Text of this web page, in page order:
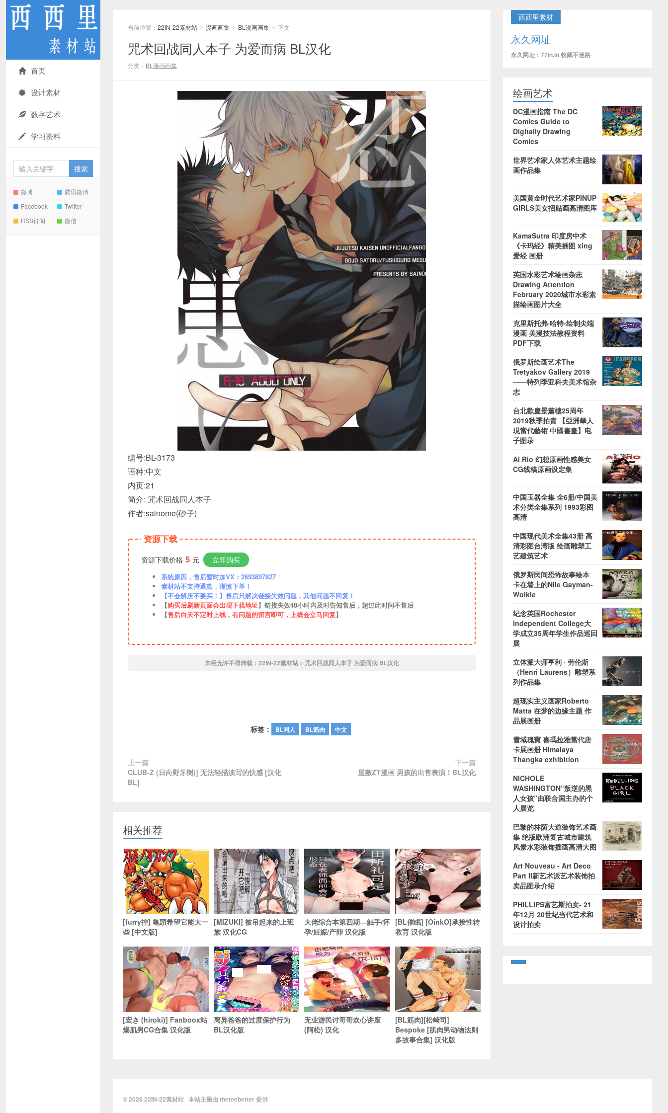
首页
设计素材
数字艺术
学习资料
微博
腾讯微博
Facebook
Twitter
RSS订阅
微信
当前位置： 22IN-22素材站 > 漫画画集 > BL漫画画集 > 正文
咒术回战同人本子 为爱而病 BL汉化
分类： BL漫画画集
编号:BL-3173
语种:中文
内页:21
简介: 咒术回战同人本子
作者:sainome(砂子)
资源下载
资源下载价格 5 元 立即购买
系统原因，售后暂时加VX：2693897827 ！
素材站不支持退款，谨慎下单！
【不会解压不要买！】售后只解决链接失效问题，其他问题不回复！
【购买后刷新页面会出现下载地址】链接失效48小时内及时告知售后，超过此时间不售后
【售后白天不定时上线，有问题的留言即可，上线会立马回复】
未经允许不得转载： 22IN-22素材站» 咒术回战同人本子 为爱而病 BL汉化
标签： BL同人 BL筋肉 中文
上一篇
CLUB-Z (日向野牙樹)] 无法轻描淡写的快感 [汉化
BL]
下一篇
屋敷ZT漫画 男孩的出售表演！BL汉化
相关推荐
[furry控] 亀頭希望它能大一
些 [中文版]
[MIZUKI] 被吊起来的上班
族 汉化CG
大佬综合本第四期―触手/怀
孕/妊娠/产卵 汉化版
[BL催眠] [OinkO]承接性转
教育 汉化版
[宏き (hiroki)] Fanboox站
爆肌男CG合集 汉化版
离异爸爸的过度保护行为
BL汉化版
无业游民讨哥哥欢心讲座
(阿松) 汉化
[BL筋肉][松崎司]
Bespoke [肌肉男动物法则
多故事合集] 汉化版
西西里素材
永久网址
永久网址：77in.in 收藏不迷路
绘画艺术
DC漫画指南 The DC
Comics Guide to
Digitally Drawing
Comics
世界艺术家人体艺术主题绘
画作品集
美国黄金时代艺术家PINUP
GIRLS美女招贴画高清图库
KamaSutra 印度房中术
《卡玛经》精美插图 xing
爱经 画册
英国水彩艺术绘画杂志
Drawing Attention
February 2020城市水彩素
描绘画图片大全
克里斯托弗·哈特-绘制尖端
漫画 美漫技法教程资料
PDF下载
俄罗斯绘画艺术The
Tretyakov Gallery 2019
——特列季亚科夫美术馆杂
志
台北歡慶景薰樓25周年
2019秋季拍賣 【亞洲華人
現當代藝術 中國書畫】电
子图录
Al Rio 幻想原画性感美女
CG线稿原画设定集
中国玉器全集 全6册/中国美
术分类全集系列 1993彩图
高清
中国现代美术全集43册 高
清彩图台湾版 绘画雕塑工
艺建筑艺术
俄罗斯民间恐怖故事绘本
卡在墙上的Nile Gayman-
Wolkie
纪念英国Rochester
Independent College大
学成立35周年学生作品巡回
展
立体派大师亨利 · 劳伦斯
（Henri Laurens）雕塑系
列作品集
超现实主义画家Roberto
Matta 在梦的边缘主题 作
品展画册
雪域瑰寶 喜瑪拉雅當代唐
卡展画册 Himalaya
Thangka exhibition
NICHOLE
WASHINGTON“叛逆的黑
人女孩”由联合国主办的个
人展览
巴黎的林荫大道装饰艺术画
集 绝版欧洲复古城市建筑
风景水彩装饰插画高清大图
Art Nouveau - Art Deco
Part II新艺术派艺术装饰拍
卖品图录介绍
PHILLIPS富艺斯拍卖- 21
年12月 20世纪当代艺术和
设计拍卖
© 2026 22IN-22素材站 本站主题由 themebetter提供